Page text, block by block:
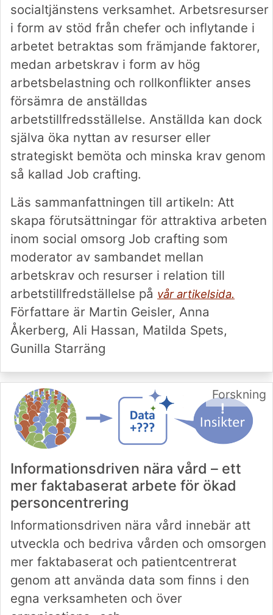
socialtjänstens verksamhet. Arbetsresurser
i form av stöd från chefer och inflytande i
arbetet betraktas som främjande faktorer,
medan arbetskrav i form av hög
arbetsbelastning och rollkonflikter anses
försämra de anställdas
arbetstillfredsställelse. Anställda kan dock
själva öka nyttan av resurser eller
strategiskt bemöta och minska krav genom
så kallad Job crafting.
Läs sammanfattningen till artikeln: Att
skapa förutsättningar för attraktiva arbeten
inom social omsorg Job crafting som
moderator av sambandet mellan
arbetskrav och resurser i relation till
arbetstillfredställelse på vår artikelsida.
Författare är Martin Geisler, Anna
Åkerberg, Ali Hassan, Matilda Spets,
Gunilla Starräng
Forskning
Informationsdriven nära vård – ett
mer faktabaserat arbete för ökad
personcentrering
Informationsdriven nära vård innebär att
utveckla och bedriva vården och omsorgen
mer faktabaserat och patientcentrerat
genom att använda data som finns i den
egna verksamheten och över